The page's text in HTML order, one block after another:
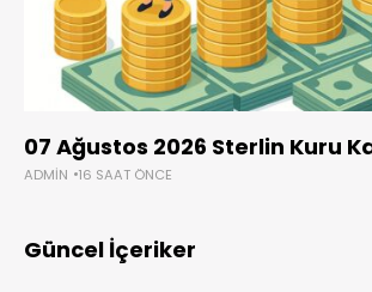
07 Ağustos 2026 Sterlin Kuru
ADMIN 16 SAAT ÖNCE
Güncel İçeriker